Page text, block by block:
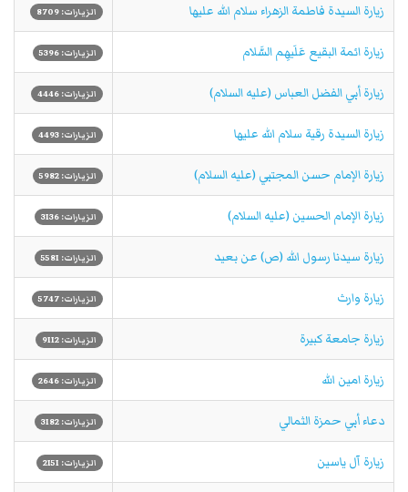
زيارة السيدة فاطمة الزهراء سلام الله عليها الزيارات: 8709
زيارة ائمة البقيع عَلَيهِم السَّلام الزيارات: 5396
زيارة أبي الفضل العباس (عليه السلام) الزيارات: 4446
زيارة السيدة رقية سلام الله عليها الزيارات: 4493
زيارة الإمام حسن المجتبي (عليه السلام) الزيارات: 5982
زيارة الإمام الحسين (عليه السلام) الزيارات: 3136
زیارة سیدنا رسول الله (ص) عن بعید الزيارات: 5581
زيارة وارث الزيارات: 5747
زيارة جامعة كبيرة الزيارات: 9112
زيارة امين الله الزيارات: 2646
دعاء أبي حمزة الثمالي الزيارات: 3182
زيارة آل یاسین الزيارات: 2151